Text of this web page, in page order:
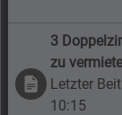
3
zu
Letzter
10:15